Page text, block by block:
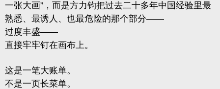
一张大画”，而是方力钧把过去二十多年中国经验里最
熟悉、最诱人、也最危险的那个部分——
过度丰盛——
直接牢牢钉在画布上。
这是一笔大账单。
不是一页长菜单。